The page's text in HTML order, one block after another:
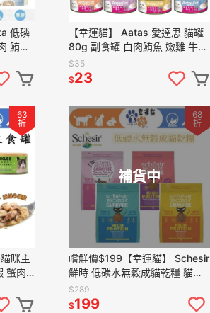
低磷
鮪魚
補水
【幸運貓】 Aatas 愛達思 貓罐
80g 副食罐 白肉鮪魚 嫩雞 牛肉
鮭魚 鯷魚 吻仔魚 蟹肉 鮮蝦 南
瓜
$35
$23
63
折
咪主
蟹肉
頭
補貨中
68
折
嚐鮮價$199【幸運貓】 Schesir
鮮時 低碳水無穀成貓乾糧 貓飼
料 無穀貓飼料 無穀飼料 鯡魚 鮭
魚 雞肉 蛋
$289
$199